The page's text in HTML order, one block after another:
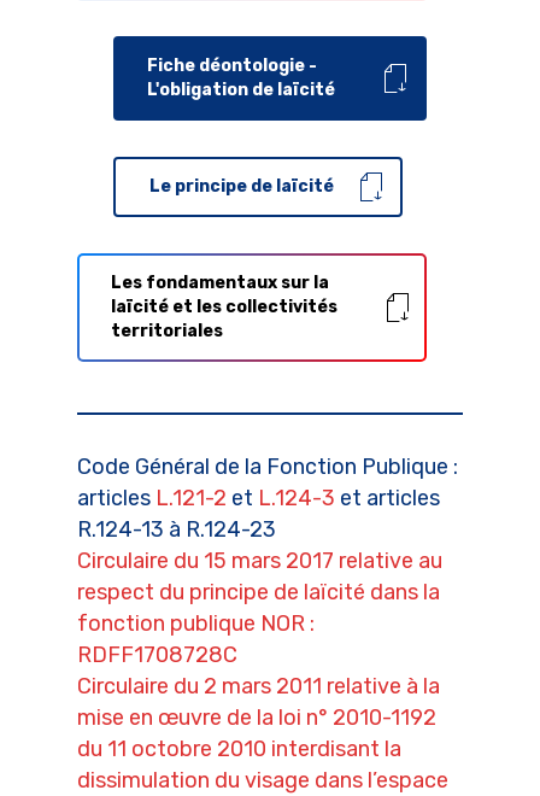
Fiche déontologie -
L'obligation de laïcité
Le principe de laïcité
Les fondamentaux sur la
laïcité et les collectivités
territoriales
Code Général de la Fonction Publique :
articles L.121-2 et L.124-3 et articles
R.124-13 à R.124-23
Circulaire du 15 mars 2017 relative au
respect du principe de laïcité dans la
fonction publique NOR :
RDFF1708728C
Circulaire du 2 mars 2011 relative à la
mise en œuvre de la loi n° 2010-1192
du 11 octobre 2010 interdisant la
dissimulation du visage dans l’espace